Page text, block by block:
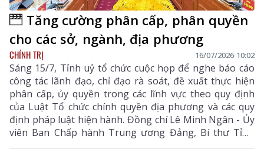
Tăng cường phân cấp, phân quyền
cho các sở, ngành, địa phương
CHÍNH TRỊ 16/07/2026 10:02
Sáng 15/7, Tỉnh uỷ tổ chức cuộc họp để nghe báo cáo
công tác lãnh đạo, chỉ đạo rà soát, đề xuất thực hiện
phân cấp, ủy quyền trong các lĩnh vực theo quy định
của Luật Tổ chức chính quyền địa phương và các quy
định pháp luật hiện hành. Đồng chí Lê Minh Ngân - Ủy
viên Ban Chấp hành Trung ương Đảng, Bí thư Tỉnh
uỷ, Chủ tịch HĐND tỉnh chủ trì cuộc họp.